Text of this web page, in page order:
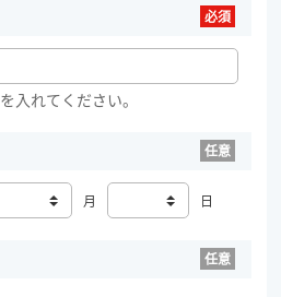
入れてください。
月 日